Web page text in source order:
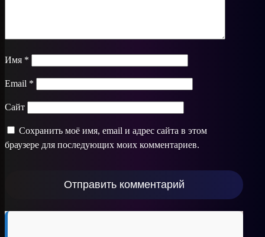
Имя *
Email *
Сайт
Сохранить моё имя, email и адрес сайта в этом
браузере для последующих моих комментариев.